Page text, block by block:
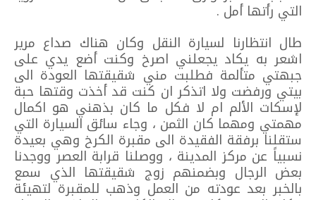
التي رأتها أمل .
طال انتظارنا لسيارة النقل وكان هناك صداع مرير
اشعر به يكاد يجعلني اصرخ وكنت أضع يدي على
جبهتي متألمة فطلبت مني شقيقتها العودة الى
بيتي ورفضت ولا اتذكر ان كنت قد أخذت وقتها حبة
لإسكات الألم ام لا فكل ما كان بذهني هو اكمال
مهمتي ومهما كان الثمن ، وجاء سائق السيارة التي
ستقلنا برفقة الفقيدة الى مقبرة الكرخ وهي بعيدة
نسبياً عن مركز المدينة ، ووصلنا قرابة العصر ووجدنا
بعض الرجال وبضمنهم زوج شقيقتها الذي سمع
بالخبر بعد عودته من العمل وذهب للمقبرة لتهيئة